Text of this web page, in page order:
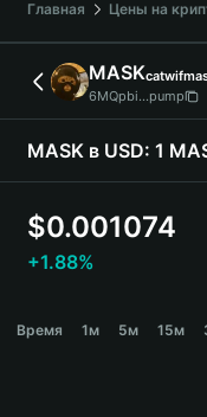
Français
Deutsch
简体中文
繁體中文
Português (Portugal)
Bahasa Indonesia
ภาษาไทย
Español
Español (Argentina)
Главная Цены на
MASK
6MQpbi...pump
MASK в USD: 1
$0.001074
+1.88%
Время 1м 5м 15м